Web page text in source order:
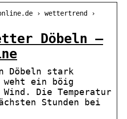
› wettertrend ›
Döbeln –
Döbeln stark
weht ein böig
Die Temperatur
Stunden bei